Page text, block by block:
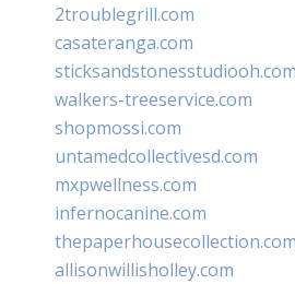
2troublegrill.com
casateranga.com
sticksandstonesstudiooh.com
walkers-treeservice.com
shopmossi.com
untamedcollectivesd.com
mxpwellness.com
infernocanine.com
thepaperhousecollection.com
allisonwillisholley.com